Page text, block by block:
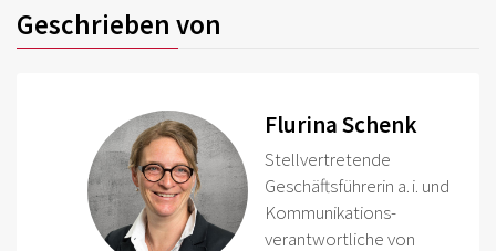
Geschrieben von
Flurina Schenk
Stellvertretende
Geschäftsführerin a. i. und
Kommunikations­
verantwortliche von